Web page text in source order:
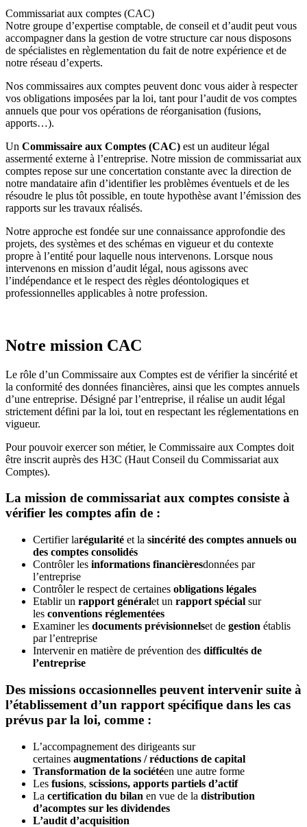
Commissariat aux comptes (CAC)
Notre groupe d’expertise comptable, de conseil et d’audit peut vous
accompagner dans la gestion de votre structure car nous disposons
de spécialistes en règlementation du fait de notre expérience et de
notre réseau d’experts.
Nos commissaires aux comptes peuvent donc vous aider à respecter
vos obligations imposées par la loi, tant pour l’audit de vos comptes
annuels que pour vos opérations de réorganisation (fusions,
apports…).
Un Commissaire aux Comptes (CAC) est un auditeur légal
assermenté externe à l’entreprise. Notre mission de commissariat aux
comptes repose sur une concertation constante avec la direction de
notre mandataire afin d’identifier les problèmes éventuels et de les
résoudre le plus tôt possible, en toute hypothèse avant l’émission des
rapports sur les travaux réalisés.
Notre approche est fondée sur une connaissance approfondie des
projets, des systèmes et des schémas en vigueur et du contexte
propre à l’entité pour laquelle nous intervenons. Lorsque nous
intervenons en mission d’audit légal, nous agissons avec
l’indépendance et le respect des règles déontologiques et
professionnelles applicables à notre profession.
Notre mission CAC
Le rôle d’un Commissaire aux Comptes est de vérifier la sincérité et
la conformité des données financières, ainsi que les comptes annuels
d’une entreprise. Désigné par l’entreprise, il réalise un audit légal
strictement défini par la loi, tout en respectant les réglementations en
vigueur.
Pour pouvoir exercer son métier, le Commissaire aux Comptes doit
être inscrit auprès des H3C (Haut Conseil du Commissariat aux
Comptes).
La mission de commissariat aux comptes consiste à
vérifier les comptes afin de :
Certifier larégularité et la sincérité des comptes annuels ou
des comptes consolidés
Contrôler les informations financièresdonnées par
l’entreprise
Contrôler le respect de certaines obligations légales
Etablir un rapport généralet un rapport spécial sur
les conventions réglementées
Examiner les documents prévisionnelset de gestion établis
par l’entreprise
Intervenir en matière de prévention des difficultés de
l’entreprise
Des missions occasionnelles peuvent intervenir suite à
l’établissement d’un rapport spécifique dans les cas
prévus par la loi, comme :
L’accompagnement des dirigeants sur
certaines augmentations / réductions de capital
Transformation de la sociétéen une autre forme
Les fusions, scissions, apports partiels d’actif
La certification du bilan en vue de la distribution
d’acomptes sur les dividendes
L’audit d’acquisition